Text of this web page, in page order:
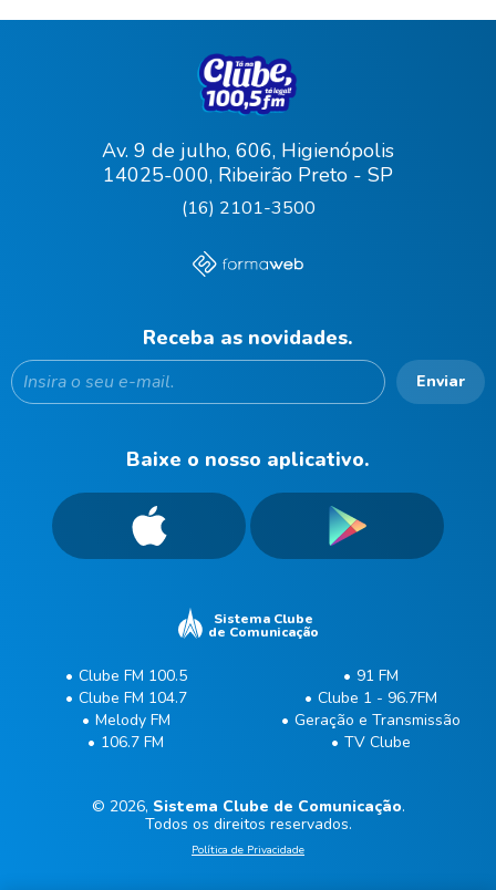
Av. 9 de julho, 606, Higienópolis
14025-000, Ribeirão Preto - SP
(16) 2101-3500
Receba as novidades.
Enviar
Baixe o nosso aplicativo.
Sistema Clube
de Comunicação
Clube FM 100.5
Clube FM 104.7
Melody FM
106.7 FM
91 FM
Clube 1 - 96.7FM
Geração e Transmissão
TV Clube
© 2026, Sistema Clube de Comunicação.
Todos os direitos reservados.
Política de Privacidade